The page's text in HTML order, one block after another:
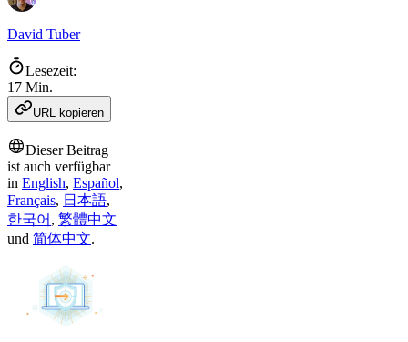
David Tuber
Lesezeit:
17 Min.
URL kopieren
Dieser Beitrag
ist auch verfügbar
in English, Español,
Français, 日本語,
한국어 , 繁體中文
und 简体中文.